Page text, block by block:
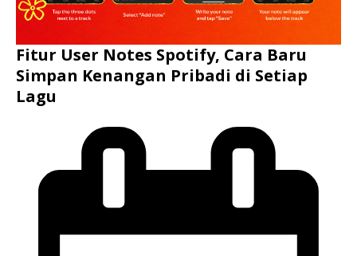
Fitur User Notes Spotify, Cara Baru
Simpan Kenangan Pribadi di Setiap
Lagu